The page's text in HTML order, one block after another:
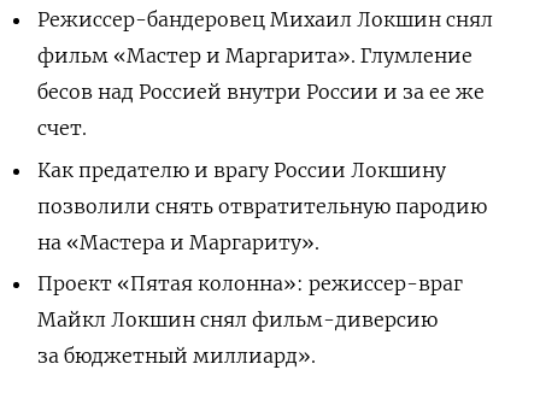
Режиссер-бандеровец Михаил Локшин снял
фильм «Мастер и Маргарита». Глумление
бесов над Россией внутри России и за ее же
счет.
Как предателю и врагу России Локшину
позволили снять отвратительную пародию
на «Мастера и Маргариту».
Проект «Пятая колонна»: режиссер-враг
Майкл Локшин снял фильм-диверсию
за бюджетный миллиард».